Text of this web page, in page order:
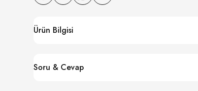
Ürün Bilgisi
Soru & Cevap